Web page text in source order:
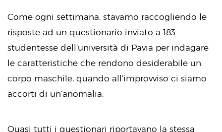
Come ogni settimana, stavamo raccogliendo le
risposte ad un questionario inviato a 183
studentesse dell’università di Pavia per indagare
le caratteristiche che rendono desiderabile un
corpo maschile, quando all’improvviso ci siamo
accorti di un’anomalia.
Quasi tutti i questionari riportavano la stessa